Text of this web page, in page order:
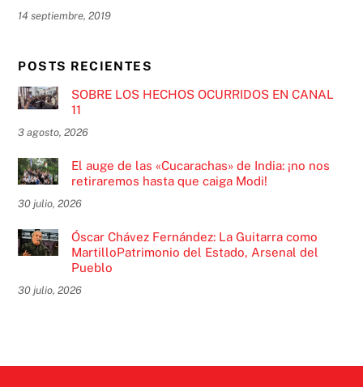
14 septiembre, 2019
POSTS RECIENTES
SOBRE LOS HECHOS OCURRIDOS EN CANAL
11
3 agosto, 2026
El auge de las «Cucarachas» de India: ¡no nos
retiraremos hasta que caiga Modi!
30 julio, 2026
Óscar Chávez Fernández: La Guitarra como
MartilloPatrimonio del Estado, Arsenal del
Pueblo
30 julio, 2026